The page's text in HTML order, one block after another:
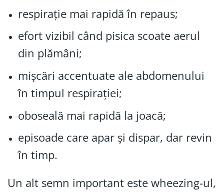
respirație mai rapidă în repaus;
efort vizibil când pisica scoate aerul
din plămâni;
mișcări accentuate ale abdomenului
în timpul respirației;
oboseală mai rapidă la joacă;
episoade care apar și dispar, dar revin
în timp.
Un alt semn important este wheezing-ul,